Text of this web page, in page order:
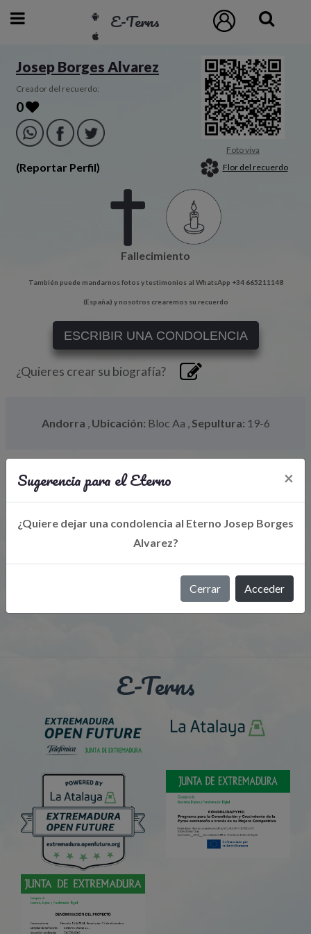
E-Terns
ENG
POR
Inicio
Acceso
Josep Borges Alvarez
Creador del recuerdo:
0
(Reportar Perfil)
Foto viva
Flor del recuerdo
Fallecimiento
También puede mandarnos fotos y testimonios al WhatsApp +34 665211148
(España) y nosotros crearemos su recuerdo
ESCRIBIR UNA CONDOLENCIA
¿Quieres crear su biografía?
Andorra , Ubicación: Bloc Aa , Sepultura: 19-6
Libro de Eterno
Sugerencia para el Eterno ×
¿Quiere dejar una condolencia al Eterno Josep Borges
Alvarez?
Cerrar Acceder
E-Terns